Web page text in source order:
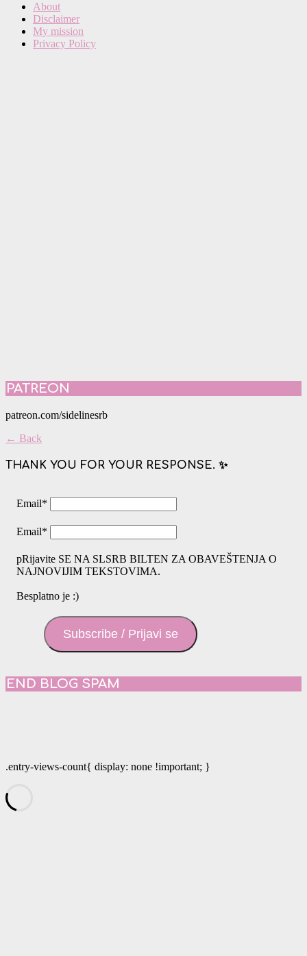
About
Disclaimer
My mission
Privacy Policy
PATREON
patreon.com/sidelinesrb
← Back
THANK YOU FOR YOUR RESPONSE. ✨
Email*
Email*
pRijavite SE NA SLSRB BILTEN ZA OBAVEŠTENJA O
NAJNOVIJIM TEKSTOVIMA.
Besplatno je :)
Subscribe / Prijavi se
END BLOG SPAM
.entry-views-count{ display: none !important; }